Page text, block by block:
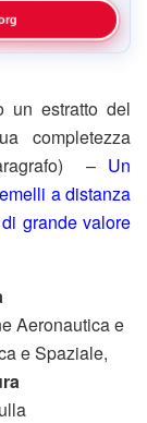
un estratto del
completezza
– Un
a distanza
grande valore
Aeronautica e
e Spaziale,